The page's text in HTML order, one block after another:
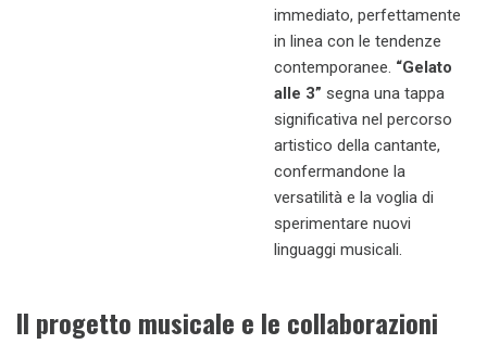
immediato, perfettamente
in linea con le tendenze
contemporanee. “Gelato
alle 3” segna una tappa
significativa nel percorso
artistico della cantante,
confermandone la
versatilità e la voglia di
sperimentare nuovi
linguaggi musicali.
Il progetto musicale e le collaborazioni